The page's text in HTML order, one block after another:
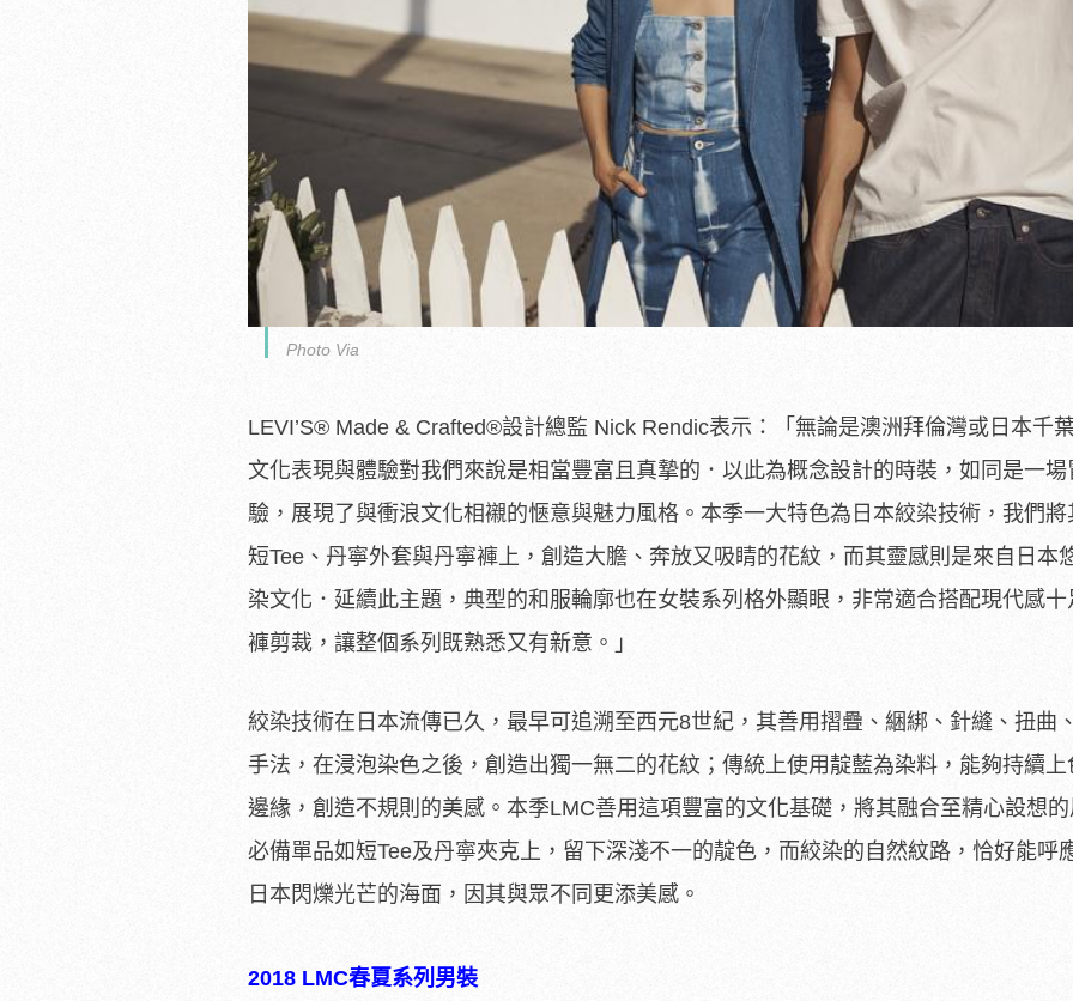
Photo Via
LEVI’S® Made & Crafted®設計總監 Nick Rendic表示：「無論是澳洲拜倫灣或日本千
文化表現與體驗對我們來說是相當豐富且真摯的．以此為概念設計的時裝，如同是一場
驗，展現了與衝浪文化相襯的愜意與魅力風格。本季一大特色為日本絞染技術，我們將
短Tee、丹寧外套與丹寧褲上，創造大膽、奔放又吸睛的花紋，而其靈感則是來自日本
染文化．延續此主題，典型的和服輪廓也在女裝系列格外顯眼，非常適合搭配現代感十
褲剪裁，讓整個系列既熟悉又有新意。」
絞染技術在日本流傳已久，最早可追溯至西元8世紀，其善用摺疊、綑綁、針縫、扭曲
手法，在浸泡染色之後，創造出獨一無二的花紋；傳統上使用靛藍為染料，能夠持續上
邊緣，創造不規則的美感。本季LMC善用這項豐富的文化基礎，將其融合至精心設想
必備單品如短Tee及丹寧夾克上，留下深淺不一的靛色，而絞染的自然紋路，恰好能呼
日本閃爍光芒的海面，因其與眾不同更添美感。
2018 LMC春夏系列男裝